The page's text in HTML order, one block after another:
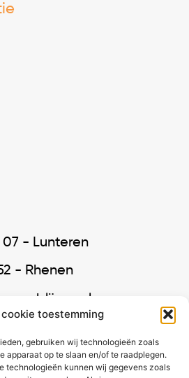
toestemming
gebruiken wij technologieën zoals
apparaat op te slaan en/of te raadplegen.
technologieën kunnen wij gegevens zoals
- Lunteren
- Rhenen